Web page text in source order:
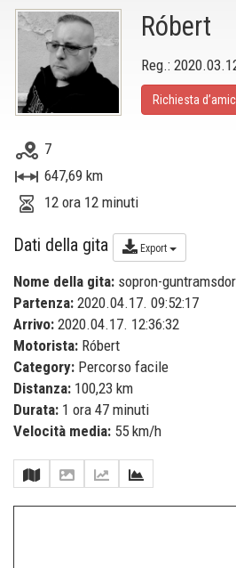
Róbert
Reg.:
Richiesta
7
647,69 km
12 ora 12 minuti
Dati della gita Export
Nome della gita: sopron-
Partenza: 2020.04.17. 09:52:17
Arrivo: 2020.04.17. 12:36:32
Motorista: Róbert
Category: Percorso facile
Distanza: 100,23 km
Durata: 1 ora 47 minuti
Velocità media: 55 km/h